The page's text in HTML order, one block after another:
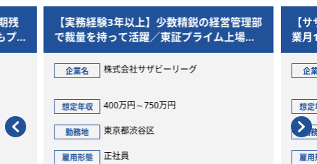
残
プ
【実務経験3年以上】少数精鋭の経営管理部
で裁量を持って活躍／東証プライム上場グ
ループ水準の福利厚生と年間休日120日
企業名 株式会社サザビーリーグ
想定年収 400万円～750万円
勤務地 東京都渋谷区
雇用形態 正社員
【
業月
ライ
企
想定
勤
雇用